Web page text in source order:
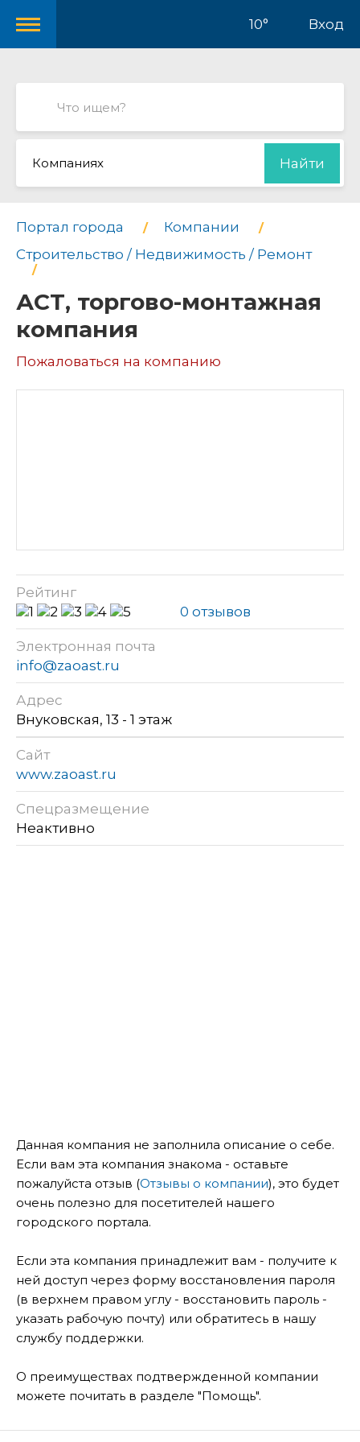
10° Вход
Компаниях Найти
Портал города
Компании
Строительство / Недвижимость / Ремонт
АСТ, торгово-монтажная
компания
Пожаловаться на компанию
Рейтинг
0 отзывов
Электронная почта
info@zaoast.ru
Адрес
Внуковская, 13 - 1 этаж
Сайт
www.zaoast.ru
Спецразмещение
Неактивно
Данная компания не заполнила описание о себе.
Если вам эта компания знакома - оставьте
пожалуйста отзыв (Отзывы о компании), это будет
очень полезно для посетителей нашего
городского портала.
Если эта компания принадлежит вам - получите к
ней доступ через форму восстановления пароля
(в верхнем правом углу - восстановить пароль -
указать рабочую почту) или обратитесь в нашу
службу поддержки.
О преимуществах подтвержденной компании
можете почитать в разделе "Помощь".